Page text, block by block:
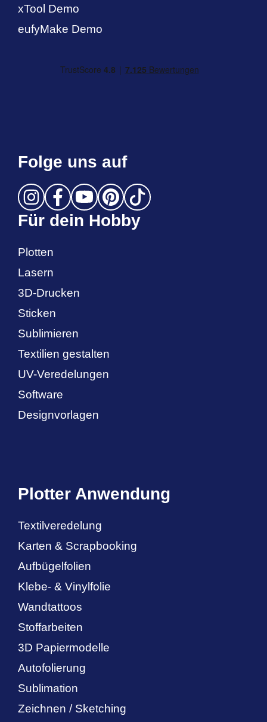
xTool Demo
eufyMake Demo
Folge uns auf
Für dein Hobby
Plotten
Lasern
3D-Drucken
Sticken
Sublimieren
Textilien gestalten
UV-Veredelungen
Software
Designvorlagen
Plotter Anwendung
Textilveredelung
Karten & Scrapbooking
Aufbügelfolien
Klebe- & Vinylfolie
Wandtattoos
Stoffarbeiten
3D Papiermodelle
Autofolierung
Sublimation
Zeichnen / Sketching